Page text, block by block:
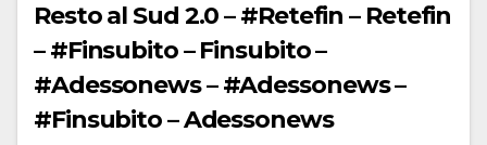
Resto al Sud 2.0 – #Retefin – Retefin
– #Finsubito – Finsubito –
#Adessonews – #Adessonews –
#Finsubito – Adessonews